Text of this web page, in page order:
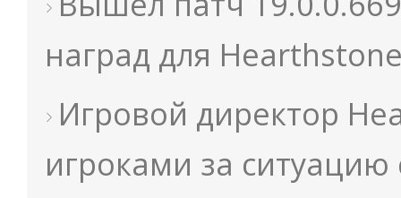
наград для
Игровой директор
игроками за